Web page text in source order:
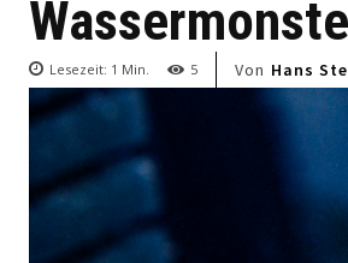
Lesezeit: 1 Min. 5 Von Hans